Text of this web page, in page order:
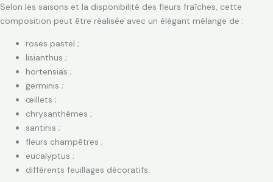
Selon les saisons et la disponibilité des fleurs fraîches, cette
composition peut être réalisée avec un élégant mélange de :
roses pastel ;
lisianthus ;
hortensias ;
germinis ;
œillets ;
chrysanthèmes ;
santinis ;
fleurs champêtres ;
eucalyptus ;
différents feuillages décoratifs.